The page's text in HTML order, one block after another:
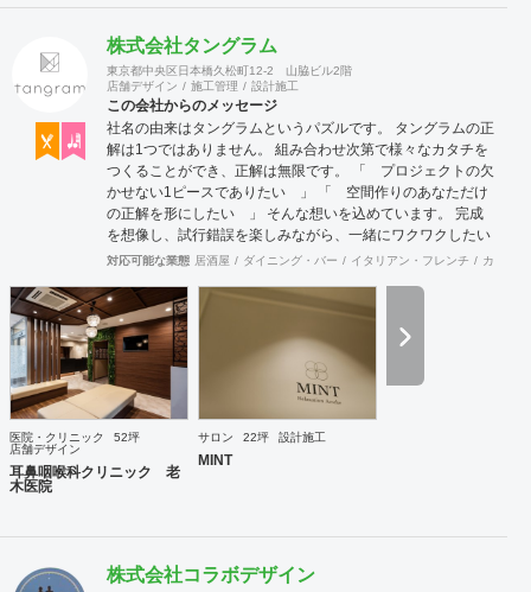
株式会社タングラム
東京都中央区日本橋久松町12-2 山脇ビル2階
店舗デザイン
施工管理 設計施工
この会社からのメッセージ
社名の由来はタングラムというパズルです。 タングラムの正
解は1つではありません。 組み合わせ次第で様々なカタチを
つくることができ、正解は無限です。 「 プロジェクトの欠
かせない1ピースでありたい 」 「 空間作りのあなただけ
の正解を形にしたい 」 そんな想いを込めています。 完成
を想像し、試行錯誤を楽しみながら、 ​一緒にワクワクしたい
と思っています。
対応可能な業態 居酒屋 ダイニング・バー イタリアン・フレンチ カフェ
医院・クリニック
52坪
店舗デザイン
耳鼻咽喉科クリニック 老
木医院
サロン 22坪 設計施工
MINT
株式会社コラボデザイン